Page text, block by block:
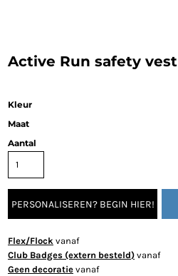
Active Run safety vest
Kleur
Maat
Aantal
PERSONALISEREN? BEGIN HIER!
Flex/Flock vanaf
Club Badges (extern besteld) vanaf
Geen decoratie vanaf